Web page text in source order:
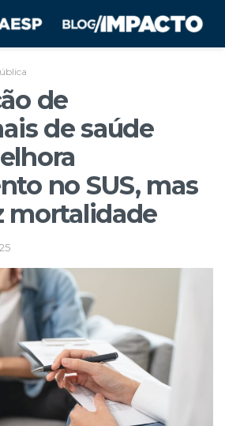
de
de saúde
no SUS, mas
mortalidade